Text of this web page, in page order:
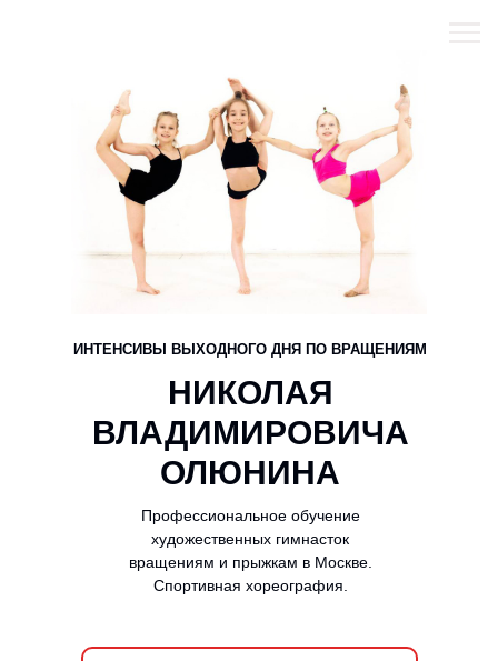
ИНТЕНСИВЫ ВЫХОДНОГО ДНЯ ПО ВРАЩЕНИЯМ
НИКОЛАЯ
ВЛАДИМИРОВИЧА
ОЛЮНИНА
Профессиональное обучение
художественных гимнасток
вращениям и прыжкам в Москве.
Спортивная хореография.